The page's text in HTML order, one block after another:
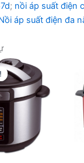
; nồi áp suất điện
áp suất điện đa